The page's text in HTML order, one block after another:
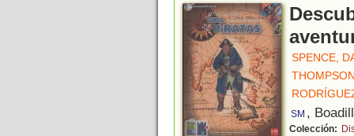
SPENCE,
SM ,
Colección: